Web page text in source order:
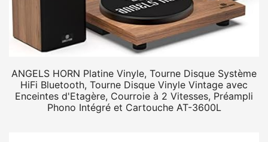
ANGELS HORN Platine Vinyle, Tourne Disque Système
HiFi Bluetooth, Tourne Disque Vinyle Vintage avec
Enceintes d'Etagère, Courroie à 2 Vitesses, Préampli
Phono Intégré et Cartouche AT-3600L